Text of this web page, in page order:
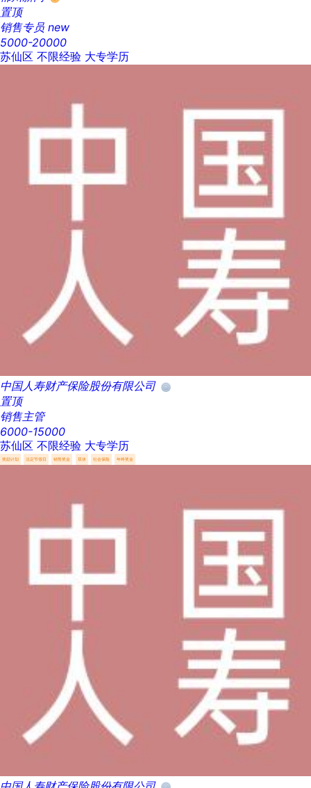
置顶
销售专员 new
5000-20000
苏仙区 不限经验 大专学历
中国人寿财产保险股份有限公司
置顶
销售主管
6000-15000
苏仙区 不限经验 大专学历
奖励计划 法定节假日 销售奖金 双休 社会保险 年终奖金